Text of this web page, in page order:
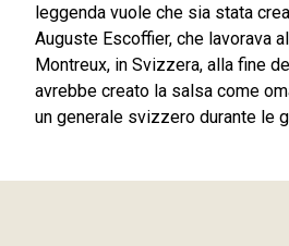
leggenda vuole che sia stata
Auguste Escoffier, che lavorava
Montreux, in Svizzera, alla fine
avrebbe creato la salsa come
un generale svizzero durante le